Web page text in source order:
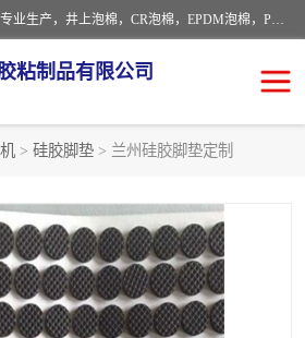
深圳市利源胶粘制品有限公司专业生产，井上泡棉，CR泡棉，EPDM泡棉，PORON泡棉厚度剖切，公差正负0.1mm，硅胶条，脚垫，异形一次成型，雕刻EVA海绵；包装材料:精密仪器、医疗器具、运输时缓冲、防震材料。建筑:住房装潢材料、房屋门窗密封；轻便、强韧性：轻便并且具有较强的韧性，良好的耐油性与耐溶剂性。隔热性：导热性低具有优越的保温性，具有的回弹性。
粘制品有限公司
> 硅胶脚垫 > 兰州硅胶脚垫定制
防火海绵
硅胶脚垫